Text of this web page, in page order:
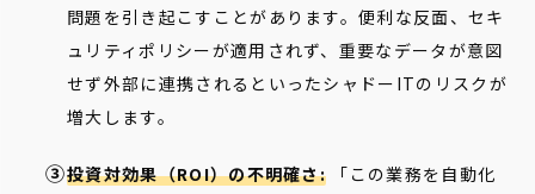
問題を引き起こすことがあります。便利な反面、セキ
ュリティポリシーが適用されず、重要なデータが意図
せず外部に連携されるといったシャドーITのリスクが
増大します。
投資対効果（ROI）の不明確さ: 「この業務を自動化